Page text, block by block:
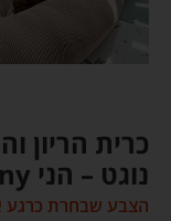
כרית הריון
נוגט – הני Hany
הצבע שבחרת כרגע